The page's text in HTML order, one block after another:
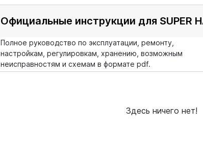
Официальные инструкции для SUPER
Полное руководство по эксплуатации, ремонту,
настройкам, регулировкам, хранению, возможным
неисправностям и схемам в формате pdf.
Здесь ничего нет!